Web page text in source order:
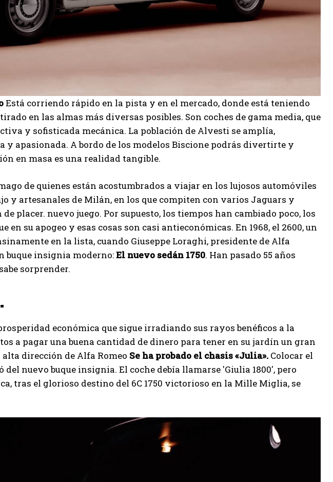
Está corriendo rápido en la pista y en el mercado, donde está teniendo
en las almas más diversas posibles. Son coches de gama media, que
y sofisticada mecánica. La población de Alvesti se amplía,
apasionada. A bordo de los modelos Biscione podrás divertirte y
en masa es una realidad tangible.
de quienes están acostumbrados a viajar en los lujosos automóviles
y artesanales de Milán, en los que compiten con varios Jaguars y
placer. nuevo juego. Por supuesto, los tiempos han cambiado poco, los
en su apogeo y esas cosas son casi antieconómicas. En 1968, el 2600, un
en la lista, cuando Giuseppe Loraghi, presidente de Alfa
buque insignia moderno:El nuevo sedán 1750. Han pasado 55 años
sorprender.
económica que sigue irradiando sus rayos benéficos a la
a pagar una buena cantidad de dinero para tener en su jardín un gran
dirección de Alfa Romeo Se ha probado el chasis «Julia». Colocar el
del nuevo buque insignia. El coche debía llamarse 'Giulia 1800', pero
tras el glorioso destino del 6C 1750 victorioso en la Mille Miglia, se